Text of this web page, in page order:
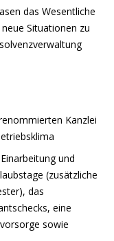
das Wesentliche
Situationen zu
Kanzlei
und
(zusätzliche
das
eine
sowie